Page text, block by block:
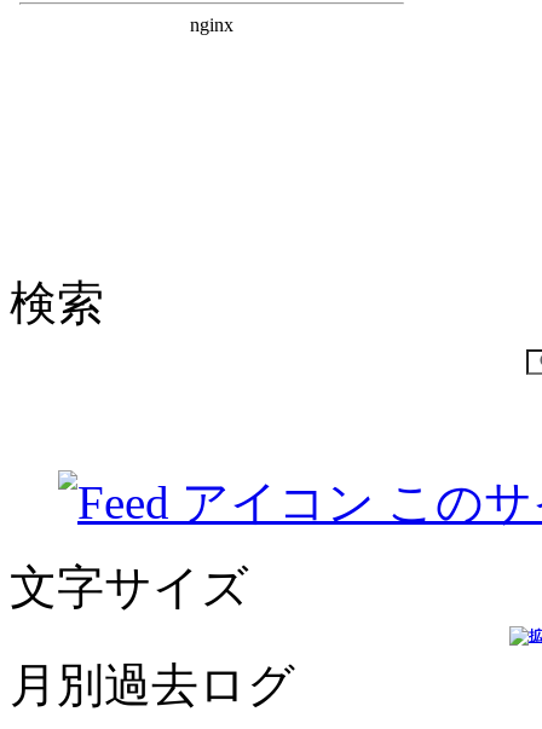
検索
この
文字サイズ
月別過去ログ